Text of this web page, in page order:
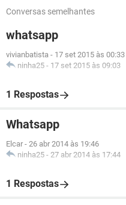
Conversas semelhantes
whatsapp
vivianbatista - 17 set 2015 às 00:33
ninha25 - 17 set 2015 às 09:03
1 Respostas
Whatsapp
Elcar - 26 abr 2014 às 19:46
ninha25 - 27 abr 2014 às 17:44
1 Respostas